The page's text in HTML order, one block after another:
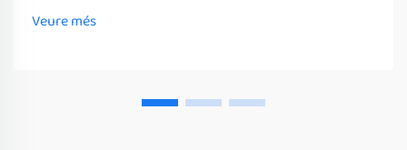
equips poden estimular els seus sentits
Veure més